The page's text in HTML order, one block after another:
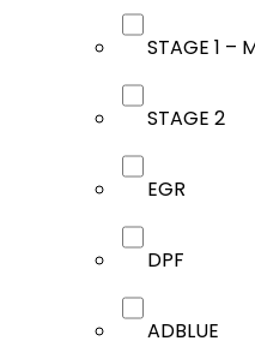
STAGE 1 –
STAGE 2
EGR
DPF
ADBLUE